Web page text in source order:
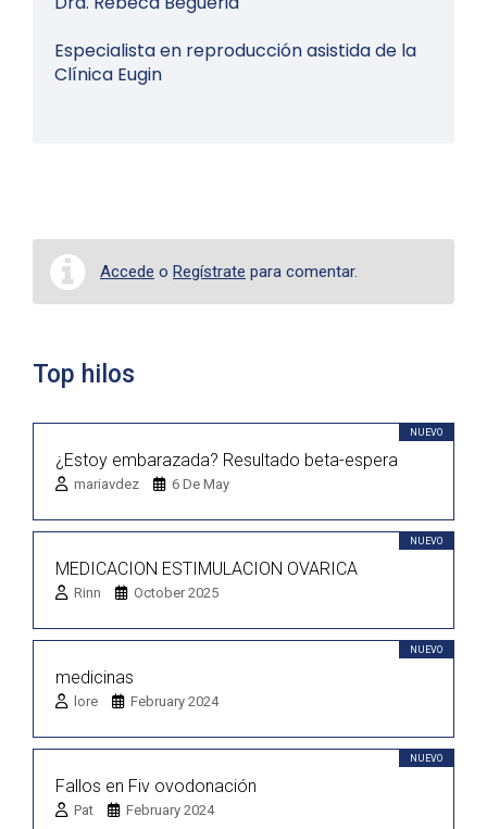
Especialista en reproducción asistida de la
Clínica Eugin
Accede o Regístrate para comentar.
Top hilos
NUEVO
¿Estoy embarazada? Resultado beta-espera
mariavdez 6 De May
NUEVO
MEDICACION ESTIMULACION OVARICA
Rinn October 2025
NUEVO
medicinas
lore February 2024
NUEVO
Fallos en Fiv ovodonación
Pat February 2024